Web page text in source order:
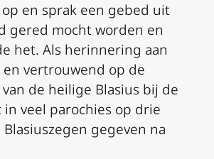
en sprak een gebed uit
gered mocht worden en
het. Als herinnering aan
en vertrouwend op de
de heilige Blasius bij de
veel parochies op drie
gegeven na